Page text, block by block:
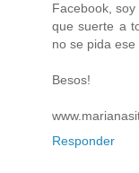
Facebook,
que suerte a
no se pida
Besos!
Responder